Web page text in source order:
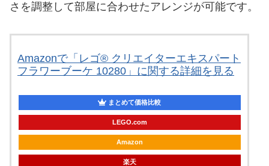
さを調整して部屋に合わせたアレンジが可能です。
Amazonで「レゴ® クリエイターエキスパート
フラワーブーケ 10280」に関する詳細を見る
まとめて価格比較
LEGO.com
Amazon
楽天